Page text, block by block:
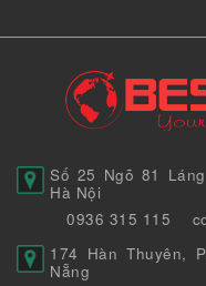
Số 25 Ngõ 81
Hà Nội
0936 315 115
174 Hàn Thuyên,
Nẵng